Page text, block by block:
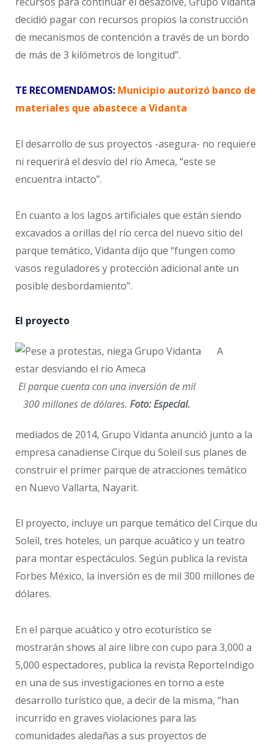
decidió pagar con recursos propios la construcción
de mecanismos de contención a través de un bordo
de más de 3 kilómetros de longitud”.
TE RECOMENDAMOS: Municipio autorizó banco de
materiales que abastece a Vidanta
El desarrollo de sus proyectos -asegura- no requiere
ni requerirá el desvío del río Ameca, “este se
encuentra intacto”.
En cuanto a los lagos artificiales que están siendo
excavados a orillas del río cerca del nuevo sitio del
parque temático, Vidanta dijo que “fungen como
vasos reguladores y protección adicional ante un
posible desbordamiento”.
El proyecto
El parque cuenta con una inversión de mil
300 millones de dólares. Foto: Especial.
A
mediados de 2014, Grupo Vidanta anunció junto a la
empresa canadiense Cirque du Soleil sus planes de
construir el primer parque de atracciones temático
en Nuevo Vallarta, Nayarit.
El proyecto, incluye un parque temático del Cirque du
Soleil, tres hoteles, un parque acuático y un teatro
para montar espectáculos. Según publica la revista
Forbes México, la inversión es de mil 300 millones de
dólares.
En el parque acuático y otro ecoturístico se
mostrarán shows al aire libre con cupo para 3,000 a
5,000 espectadores, publica la revista ReporteIndigo
en una de sus investigaciones en torno a este
desarrollo turístico que, a decir de la misma, “han
incurrido en graves violaciones para las
comunidades aledañas a sus proyectos de